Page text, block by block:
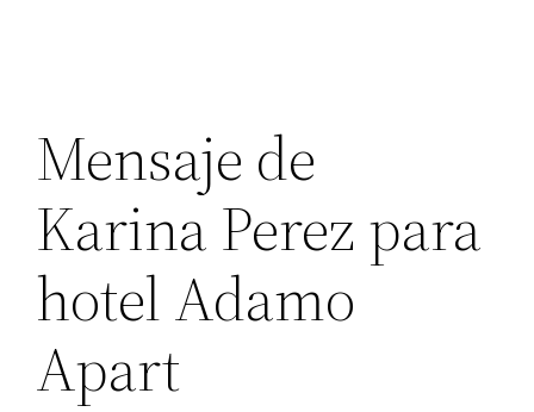
Mensaje de
Karina Perez para
hotel Adamo
Apart